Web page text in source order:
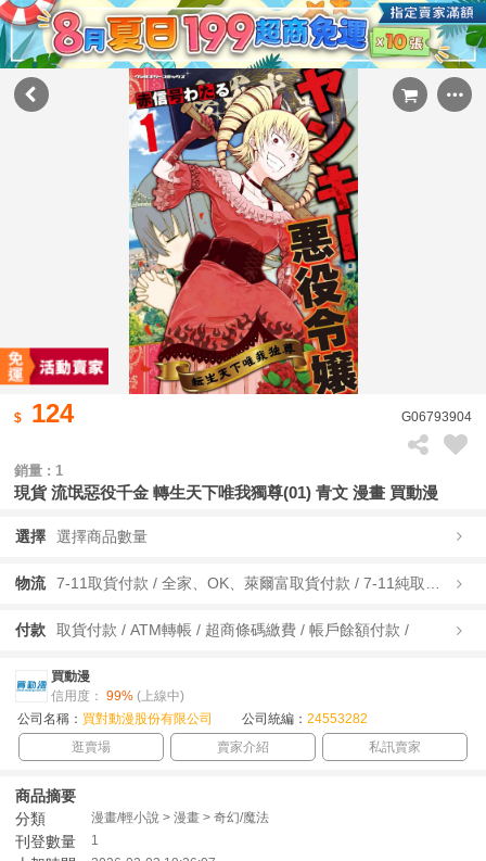
124 G06793904
銷量 : 1
現貨 流氓惡役千金 轉生天下唯我獨尊(01) 青文 漫畫 買動漫
選擇 選擇商品數量
物流
付款 取貨付款 / ATM轉帳 / 超商條碼繳費 / 帳戶餘額付款 /
買動漫
信用度： 99% (上線中)
公司名稱： 買對動漫股份有限公司 公司統編： 24553282
逛賣場
賣家介紹 私訊賣家
商品摘要
分類
漫畫/輕小說 > 漫畫 > 奇幻/魔法
刊登數量 1